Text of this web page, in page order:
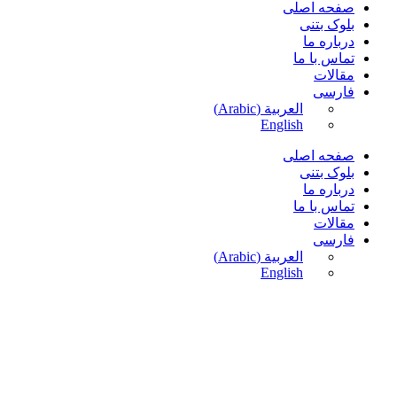
صفحه اصلی
بلوک بتنی
درباره ما
تماس با ما
مقالات
فارسی
العربية (
Arabic
)
English
صفحه اصلی
بلوک بتنی
درباره ما
تماس با ما
مقالات
فارسی
العربية (
Arabic
)
English